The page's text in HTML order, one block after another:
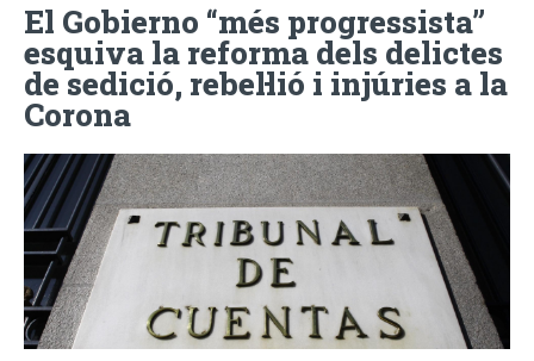
El Gobierno “més progressista”
esquiva la reforma dels delictes
de sedició, rebel·lió i injúries a la
Corona